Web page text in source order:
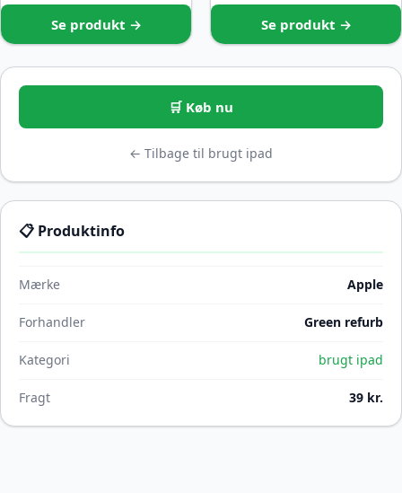
Se produkt → Se produkt →
🛒 Køb nu
← Tilbage til brugt ipad
📋 Produktinfo
Mærke Apple
Forhandler Green refurb
Kategori brugt ipad
Fragt 39 kr.